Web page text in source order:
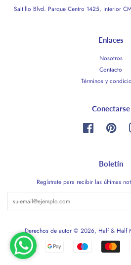
Saltillo Blvd. Parque Centro 1425, interior
Enlaces
Nosotros
Contacto
Términos y
Conectarse
Facebook
Boletín
Regístrate para recibir las últimas
Derechos de autor © 2026, Half & Half
Métodos